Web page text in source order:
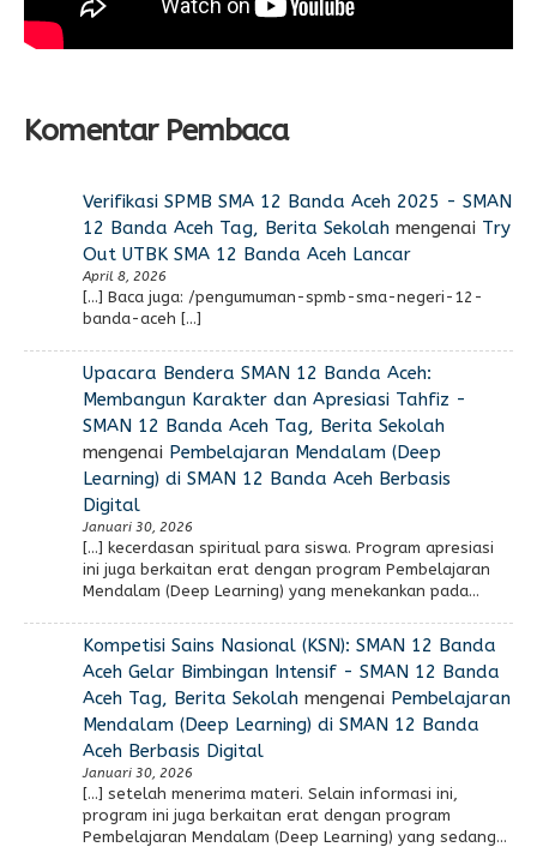
Komentar Pembaca
Verifikasi SPMB SMA 12 Banda Aceh 2025 - SMAN
12 Banda Aceh Tag, Berita Sekolahmengenai Try
Out UTBK SMA 12 Banda Aceh Lancar
April 8, 2026
[…] Baca juga: /pengumuman-spmb-sma-negeri-12-
banda-aceh […]
Upacara Bendera SMAN 12 Banda Aceh:
Membangun Karakter dan Apresiasi Tahfiz -
SMAN 12 Banda Aceh Tag, Berita Sekolah
mengenai Pembelajaran Mendalam (Deep
Learning) di SMAN 12 Banda Aceh Berbasis
Digital
Januari 30, 2026
[…] kecerdasan spiritual para siswa. Program apresiasi
ini juga berkaitan erat dengan program Pembelajaran
Mendalam (Deep Learning) yang menekankan pada…
Kompetisi Sains Nasional (KSN): SMAN 12 Banda
Aceh Gelar Bimbingan Intensif - SMAN 12 Banda
Aceh Tag, Berita Sekolahmengenai Pembelajaran
Mendalam (Deep Learning) di SMAN 12 Banda
Aceh Berbasis Digital
Januari 30, 2026
[…] setelah menerima materi. Selain informasi ini,
program ini juga berkaitan erat dengan program
Pembelajaran Mendalam (Deep Learning) yang sedang…